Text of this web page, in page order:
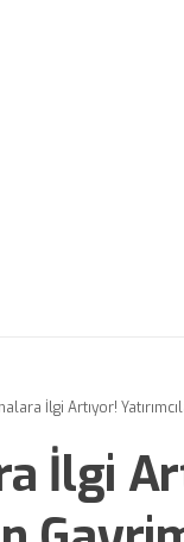
İlgi Artıyor!
İlgi